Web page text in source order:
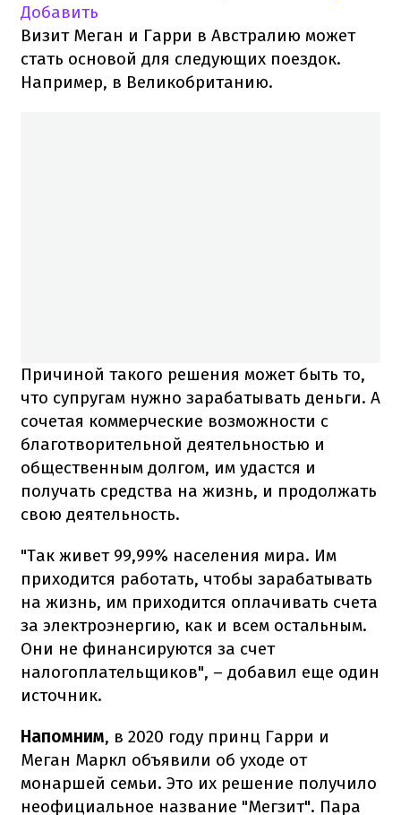
Добавить
Визит Меган и Гарри в Австралию может
стать основой для следующих поездок.
Например, в Великобританию.
Причиной такого решения может быть то,
что супругам нужно зарабатывать деньги. А
сочетая коммерческие возможности с
благотворительной деятельностью и
общественным долгом, им удастся и
получать средства на жизнь, и продолжать
свою деятельность.
"Так живет 99,99% населения мира. Им
приходится работать, чтобы зарабатывать
на жизнь, им приходится оплачивать счета
за электроэнергию, как и всем остальным.
Они не финансируются за счет
налогоплательщиков", – добавил еще один
источник.
Напомним, в 2020 году принц Гарри и
Меган Маркл объявили об уходе от
монаршей семьи. Это их решение получило
неофициальное название "Мегзит". Пара